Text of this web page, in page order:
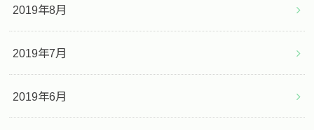
2019年8月
2019年7月
2019年6月